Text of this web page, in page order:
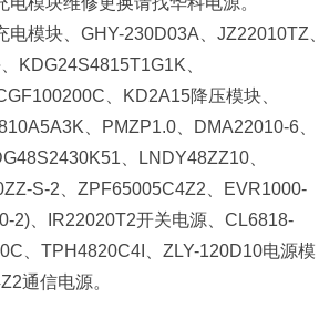
模块、GHY-230D03A、JZ22010TZ、
KDG24S4815T1G1K、
、KD2A15降压模块、
、PMZP1.0、DMA22010-6、
、LNDY48ZZ10、
S-2、ZPF65005C4Z2、EVR1000-
2)、IR22020T2开关电源、CL6818-
、TPH4820C4I、ZLY-120D10电源模
通信电源。